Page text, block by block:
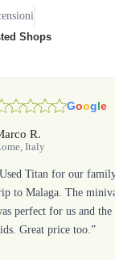
Shops
Google
R.
Italy
Used Titan for our
to Malaga. The
perfect for us and the
Great price too.”